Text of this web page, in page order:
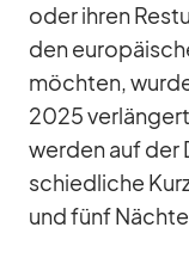
oder ih­ren
den
möch­ten,
2025
wer­den auf der
schied­li­che
und fünf